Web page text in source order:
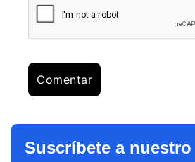
Suscríbete a